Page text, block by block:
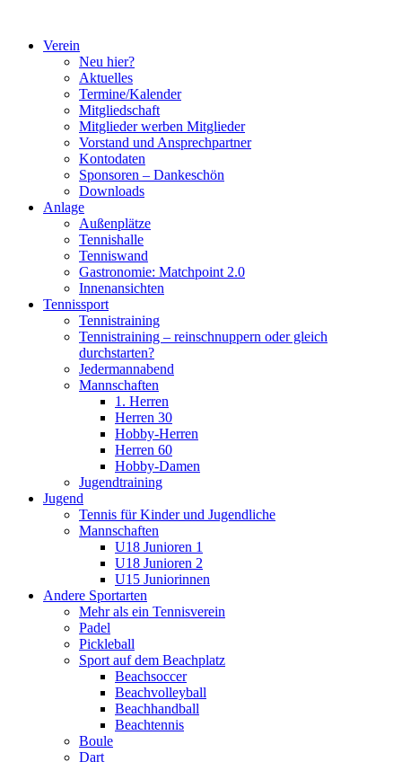
springenVerein
Neu hier?
Aktuelles
Termine/Kalender
Mitgliedschaft
Mitglieder werben Mitglieder
Vorstand und Ansprechpartner
Kontodaten
Sponsoren – Dankeschön
Downloads
Anlage
Außenplätze
Tennishalle
Tenniswand
Gastronomie: Matchpoint 2.0
Innenansichten
Tennissport
Tennistraining
Tennistraining – reinschnuppern oder gleich
durchstarten?
Jedermannabend
Mannschaften
1. Herren
Herren 30
Hobby-Herren
Herren 60
Hobby-Damen
Jugendtraining
Jugend
Tennis für Kinder und Jugendliche
Mannschaften
U18 Junioren 1
U18 Junioren 2
U15 Juniorinnen
Andere Sportarten
Mehr als ein Tennisverein
Padel
Pickleball
Sport auf dem Beachplatz
Beachsoccer
Beachvolleyball
Beachhandball
Beachtennis
Boule
Dart